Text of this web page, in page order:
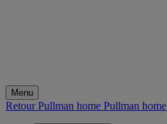
Menu
Retour Pullman home Pullman home